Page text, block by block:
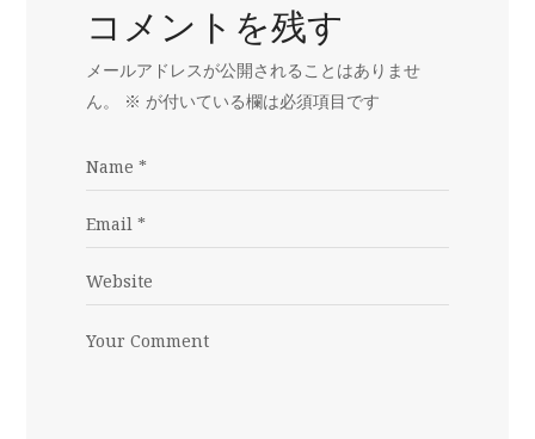
コメントを残す
メールアドレスが公開されることはありませ
ん。
※ が付いている欄は必須項目です